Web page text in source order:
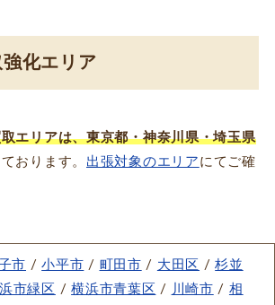
化エリア
エリアは、東京都・神奈川県・埼玉県
おります。 出張対象のエリア にてご確
市 /小平市 / 町田市 / 大田区 /杉並
市緑区 /横浜市青葉区 / 川崎市 / 相